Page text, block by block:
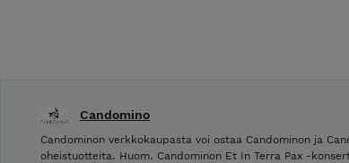
Candomino
Candominon verkkokaupasta voi ostaa Candominon ja
oheistuotteita. Huom. Candominon Et In Terra Pax -